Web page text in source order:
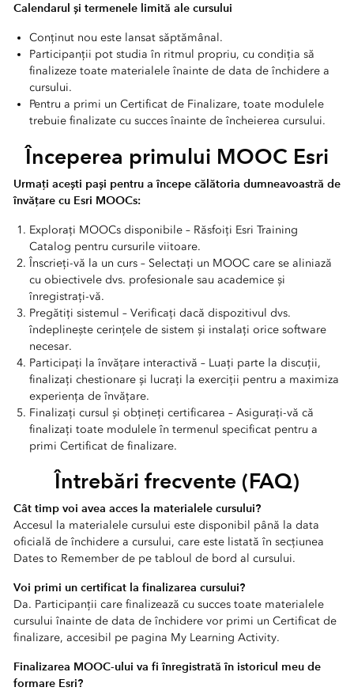
Calendarul și termenele limită ale cursului
Conținut nou este lansat săptămânal.
Participanții pot studia în ritmul propriu, cu condiția să
finalizeze toate materialele înainte de data de închidere a
cursului.
Pentru a primi un Certificat de Finalizare, toate modulele
trebuie finalizate cu succes înainte de încheierea cursului.
Începerea primului MOOC Esri
Urmați acești pași pentru a începe călătoria dumneavoastră de
învățare cu Esri MOOCs:
Explorați MOOCs disponibile – Răsfoiți Esri Training
Catalog pentru cursurile viitoare.
Înscrieți-vă la un curs – Selectați un MOOC care se aliniază
cu obiectivele dvs. profesionale sau academice și
înregistrați-vă.
Pregătiți sistemul – Verificați dacă dispozitivul dvs.
îndeplinește cerințele de sistem și instalați orice software
necesar.
Participați la învățare interactivă – Luați parte la discuții,
finalizați chestionare și lucrați la exerciții pentru a maximiza
experiența de învățare.
Finalizați cursul și obțineți certificarea – Asigurați-vă că
finalizați toate modulele în termenul specificat pentru a
primi Certificat de finalizare.
Întrebări frecvente (FAQ)
Cât timp voi avea acces la materialele cursului?
Accesul la materialele cursului este disponibil până la data
oficială de închidere a cursului, care este listată în secțiunea
Dates to Remember de pe tabloul de bord al cursului.
Voi primi un certificat la finalizarea cursului?
Da. Participanții care finalizează cu succes toate materialele
cursului înainte de data de închidere vor primi un Certificat de
finalizare, accesibil pe pagina My Learning Activity.
Finalizarea MOOC-ului va fi înregistrată în istoricul meu de
formare Esri?